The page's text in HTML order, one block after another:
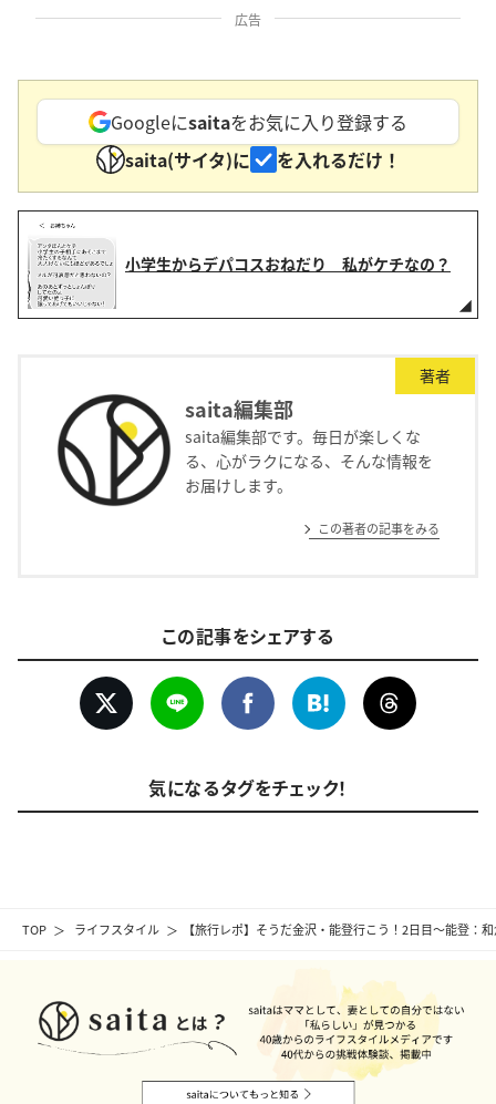
TOP ライフスタイル 【旅行レポ】そうだ金沢・能登行こう！2日目～能登：
Googleにsaitaをお気に入り登録する
saita(サイタ)に
を入れるだけ！
小学生からデパコスおねだり 私がケチなの？
広告
著者
saita編集部
saita編集部です。毎日が楽しくな
る、心がラクになる、そんな情報を
お届けします。
この著者の記事をみる
この記事をシェアする
気になるタグをチェック！